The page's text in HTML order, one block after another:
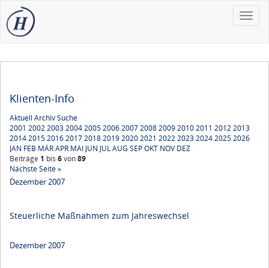
Toggle
Klienten-Info
Aktuell ArchivSuche
2001 2002200320042005200620072008200920102011 20122013
20142015201620172018201920202021 20222023202420252026
JAN FEB MÄRAPR MAI JUN JULAUG SEPOKT NOV DEZ
Beiträge 1 bis 6von89
Nächste Seite »
Dezember 2007
Steuerliche Maßnahmen zum Jahreswechsel
Dezember 2007